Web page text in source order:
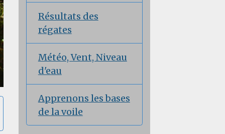
Résultats des
régates
Météo, Vent, Niveau
d'eau
Apprenons les bases
de la voile